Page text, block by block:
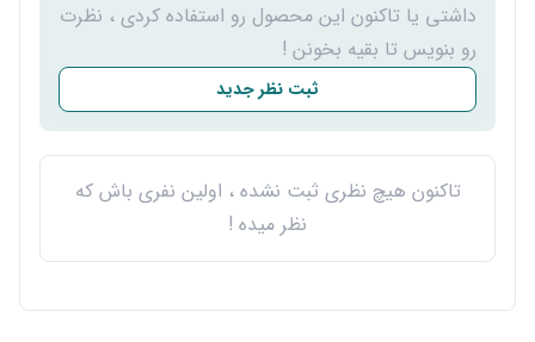
داشتی یا تاکنون این محصول رو استفاده کردی ، نظرت
رو بنویس تا بقیه بخونن !
ثبت نظر جدید
تاکنون هیچ نظری ثبت نشده ، اولین نفری باش که
نظر میده !